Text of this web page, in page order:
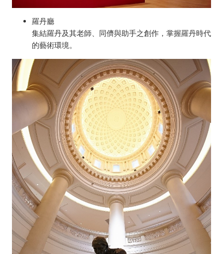
羅丹廳
集結羅丹及其老師、同儕與助手之創作，掌握羅丹時代
的藝術環境。